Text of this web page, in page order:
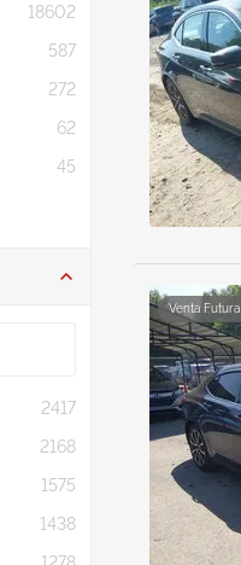
18602
587
272
62
45
2417
2168
1575
1438
Venta Futura